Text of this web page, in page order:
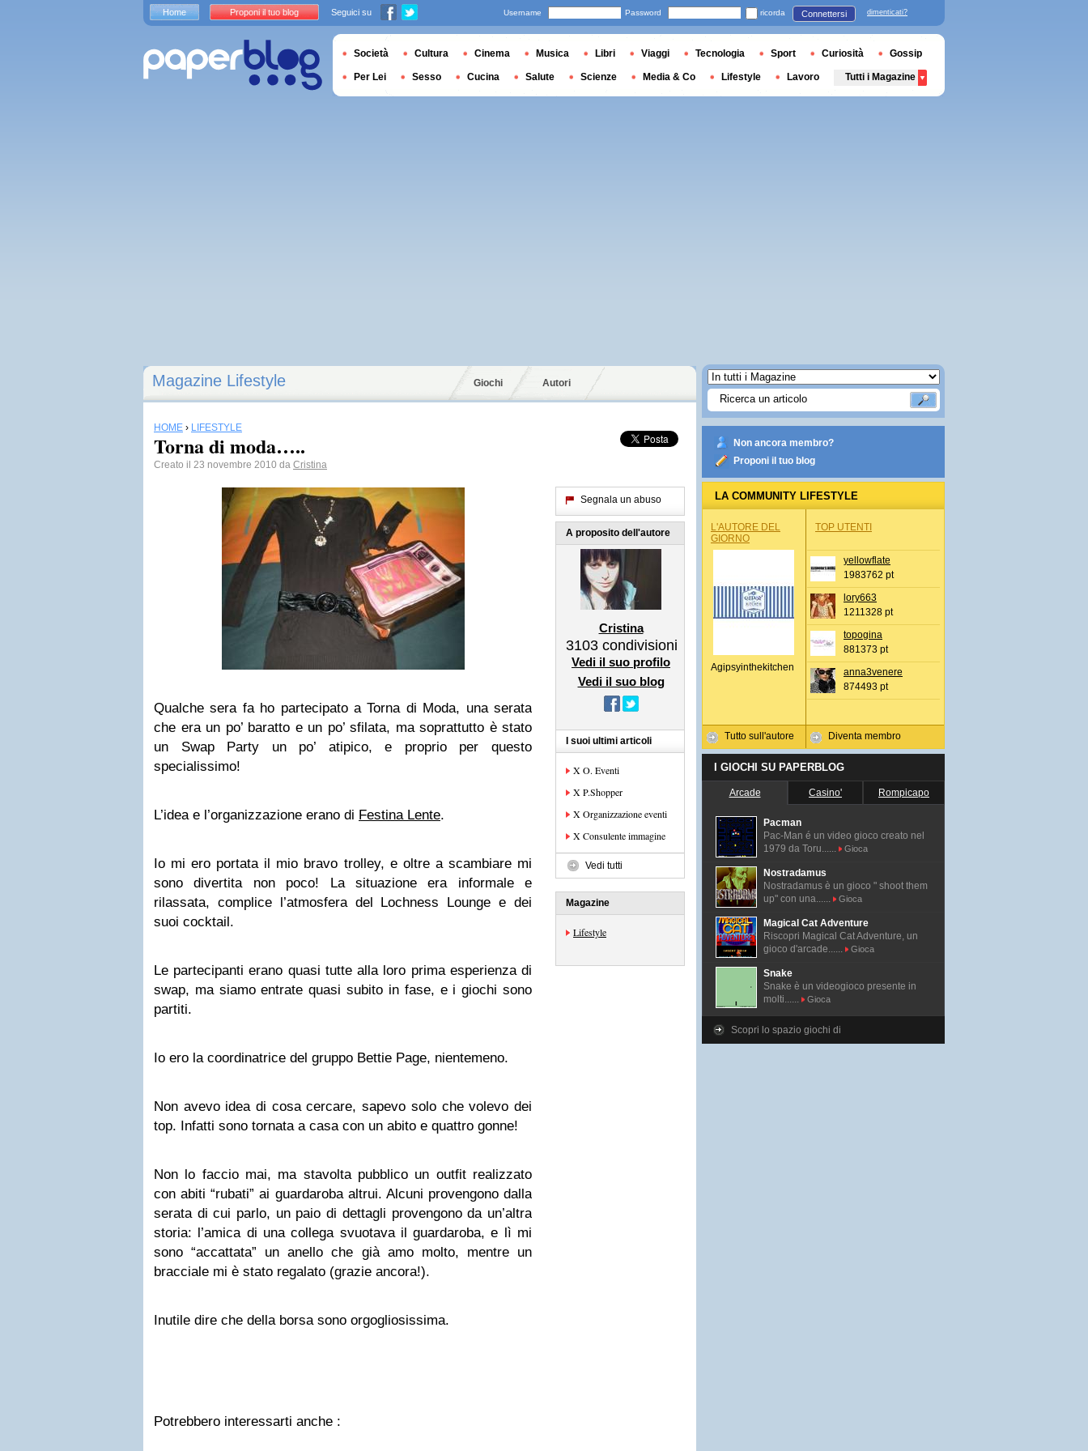
Magazine Lifestyle Giochi Autori
HOME › LIFESTYLE
Torna di moda…..
Creato il 23 novembre 2010 da Cristina
Qualche sera fa ho partecipato a Torna di Moda, una serata
che era un po’ baratto e un po’ sfilata, ma soprattutto è stato
un Swap Party un po’ atipico, e proprio per questo
specialissimo!
L’idea e l’organizzazione erano di Festina Lente.
Io mi ero portata il mio bravo trolley, e oltre a scambiare mi
sono divertita non poco! La situazione era informale e
rilassata, complice l’atmosfera del Lochness Lounge e dei
suoi cocktail.
Le partecipanti erano quasi tutte alla loro prima esperienza di
swap, ma siamo entrate quasi subito in fase, e i giochi sono
partiti.
Io ero la coordinatrice del gruppo Bettie Page, nientemeno.
Non avevo idea di cosa cercare, sapevo solo che volevo dei
top. Infatti sono tornata a casa con un abito e quattro gonne!
Non lo faccio mai, ma stavolta pubblico un outfit realizzato
con abiti “rubati” ai guardaroba altrui. Alcuni provengono dalla
serata di cui parlo, un paio di dettagli provengono da un’altra
storia: l’amica di una collega svuotava il guardaroba, e lì mi
sono “accattata” un anello che già amo molto, mentre un
bracciale mi è stato regalato (grazie ancora!).
Inutile dire che della borsa sono orgogliosissima.
Potrebbero interessarti anche :
Segnala un abuso
A proposito dell'autore
Cristina
3103 condivisioni
Vedi il suo profilo
Vedi il suo blog
I suoi ultimi articoli
X O. Eventi
X P.Shopper
X Organizzazione eventi
X Consulente immagine
Vedi tutti
Magazine
Lifestyle
Non ancora membro?
Proponi il tuo blog
LA COMMUNITY LIFESTYLE
L'AUTORE DEL
GIORNO
Agipsyinthekitchen
Tutto sull'autore
TOP UTENTI
yellowflate
1983762 pt
lory663
1211328 pt
topogina
881373 pt
anna3venere
874493 pt
Diventa membro
I GIOCHI SU PAPERBLOG
Arcade Casino' Rompicapo
Pacman
Pac-Man é un video gioco creato nel
1979 da Toru......
Gioca
Nostradamus
Nostradamus è un gioco " shoot them
up" con una......
Gioca
Magical Cat Adventure
Riscopri Magical Cat Adventure, un
gioco d'arcade......
Gioca
Snake
Snake è un videogioco presente in
molti......
Gioca
Scopri lo spazio giochi di
Home Proponi il tuo blog Seguici su Username Password ricorda Connettersi dimenticati?
Società Cultura Cinema Musica Libri Viaggi Tecnologia Sport Curiosità Gossip
Per Lei Sesso Cucina Salute Scienze Media & Co Lifestyle Lavoro Tutti i Magazine